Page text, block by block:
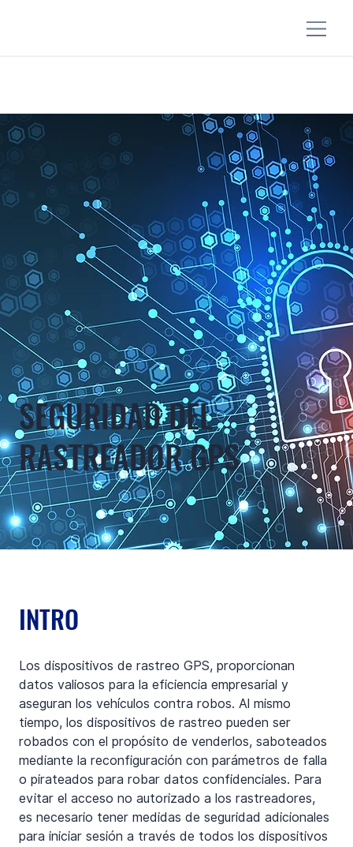
SEGURIDAD DEL
RASTREADOR GPS
INTRO
Los dispositivos de rastreo GPS, proporcionan
datos valiosos para la eficiencia empresarial y
aseguran los vehículos contra robos. Al mismo
tiempo, los dispositivos de rastreo pueden ser
robados con el propósito de venderlos, saboteados
mediante la reconfiguración con parámetros de falla
o pirateados para robar datos confidenciales. Para
evitar el acceso no autorizado a los rastreadores,
es necesario tener medidas de seguridad adicionales
para iniciar sesión a través de todos los dispositivos